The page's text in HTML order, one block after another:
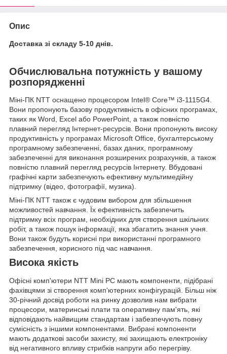
Опис
Доставка зі складу 5-10 днів.
Обчислювальна потужність у вашому
розпорядженні
Міні-ПК NTT оснащено процесором Intel® Core™ i3-1115G4.
Вони пропонують базову продуктивність в офісних програмах,
таких як Word, Excel або PowerPoint, а також повністю
плавний перегляд Інтернет-ресурсів. Вони пропонують високу
продуктивність у програмах Microsoft Office, бухгалтерському
програмному забезпеченні, базах даних, програмному
забезпеченні для виконання розширених розрахунків, а також
повністю плавний перегляд ресурсів Інтернету. Вбудовані
графічні карти забезпечують ефективну мультимедійну
підтримку (відео, фотографії, музика).
Міні-ПК NTT також є чудовим вибором для збільшення
можливостей навчання. Їх ефективність забезпечить
підтримку всіх програм, необхідних для створення шкільних
робіт, а також пошук інформації, яка збагатить знання учня.
Вони також будуть корисні при використанні програмного
забезпечення, корисного під час навчання.
Висока якість
Офісні комп'ютери NTT Mini PC мають компоненти, підібрані
фахівцями зі створення комп'ютерних конфігурацій. Більш ніж
30-річний досвід роботи на ринку дозволив нам вибрати
процесори, материнські плати та оперативну пам'ять, які
відповідають найвищим стандартам і забезпечують повну
сумісність з іншими компонентами. Вибрані компоненти
мають додаткові засоби захисту, які захищають електроніку
від негативного впливу стрибків напруги або перегріву.